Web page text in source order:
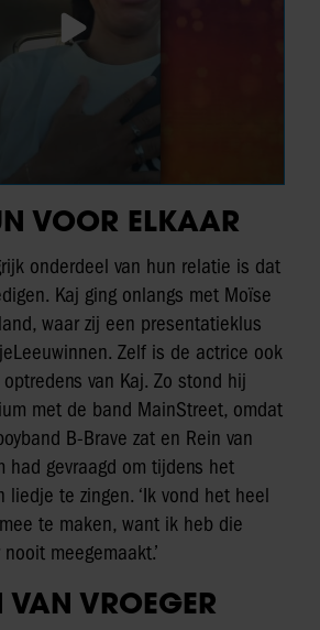
VOOR ELKAAR
onderdeel van hun relatie is dat
Kaj ging onlangs met Moïse
waar zij een presentatieklus
Zelf is de actrice ook
van Kaj. Zo stond hij
met de band MainStreet, omdat
B-Brave zat en Rein van
had gevraagd om tijdens het
liedje te zingen. ‘Ik vond het heel
te maken, want ik heb die
meegemaakt.’
VAN VROEGER